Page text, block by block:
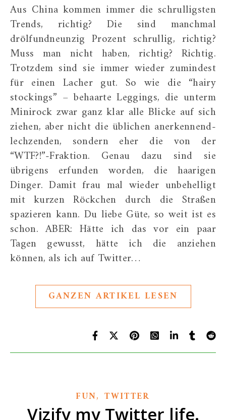
Aus China kommen immer die schrulligsten
Trends, richtig? Die sind manchmal
drölfundneunzig Prozent schrullig, richtig?
Muss man nicht haben, richtig? Richtig.
Trotzdem sind sie immer wieder zumindest
für einen Lacher gut. So wie die “hairy
stockings” – behaarte Leggings, die unterm
Minirock zwar ganz klar alle Blicke auf sich
ziehen, aber nicht die üblichen anerkennend-
lechzenden, sondern eher die von der
“WTF?!”-Fraktion. Genau dazu sind sie
übrigens erfunden worden, die haarigen
Dinger. Damit frau mal wieder unbehelligt
mit kurzen Röckchen durch die Straßen
spazieren kann. Du liebe Güte, so weit ist es
schon. ABER: Hätte ich das vor ein paar
Tagen gewusst, hätte ich die anziehen
können, als ich auf Twitter…
GANZEN ARTIKEL LESEN
FUN,TWITTER
Vizify my Twitter life.